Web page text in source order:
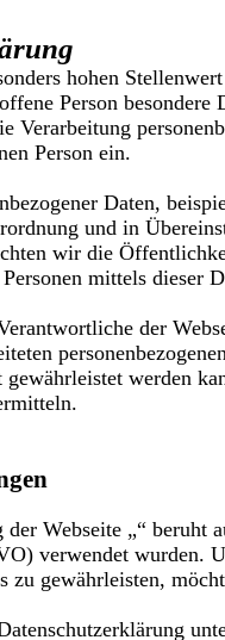
hohen
Person besondere
Verarbeitung
Person ein.
Daten,
und in
wir die
mittels dieser
der
werden
Webseite „“
verwendet wurden.
zu gewährleisten,